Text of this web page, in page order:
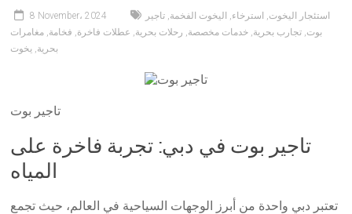
8 November، 2024 استئجار اليخوت, استرخاء, اليخوت الفخمة, تاجير
بوت, تجارب بحرية, خدمات مخصصة, رحلات بحرية, عطلات فاخرة, فخامة, مغامرات
بحرية, يخوت
تاجير بوت
تاجير بوت في دبي: تجربة فاخرة على
المياه
تعتبر دبي واحدة من أبرز الوجهات السياحية في العالم، حيث تجمع